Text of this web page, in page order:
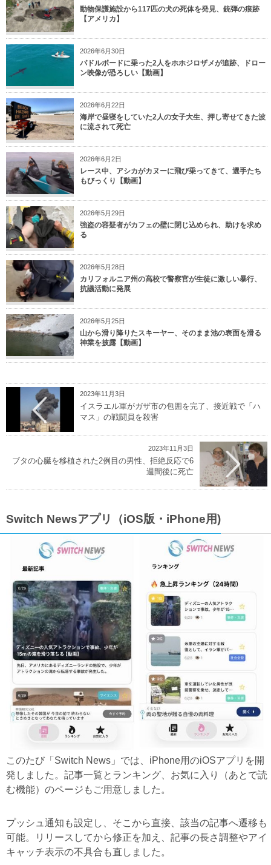
動物保護施設から117匹の犬の死体を発見、銃弾の痕跡
【アメリカ】
2026年6月30日
パドルボードに乗った2人をホホジロザメが追跡、ドロー
ン映像が恐ろしい【動画】
2026年6月22日
海岸で昼寝をしていた2人の女子大生、押し寄せてきた波
に流されて死亡
2026年6月2日
レース中、アシカがカヌーに飛び乗ってきて、選手たち
もびっくり【動画】
2026年5月29日
強盗の容疑者がカフェの壁に閉じ込められ、助けを求め
る
2026年5月28日
カリフォルニア州の高校で警察官が生徒に激しい暴行、
抗議活動に発展
2026年5月25日
山から滑り降りたスキーヤー、そのまま池の表面を滑る
神業を披露【動画】
2023年11月3日
イスラエル軍がガザ市の包囲を完了、接近戦で「ハ
マス」の戦闘員を殺害
2023年11月3日
ブタの心臓を移植された2例目の男性、拒絶反応で6
週間後に死亡
Switch Newsアプリ（iOS版・iPhone用)
このたび「Switch News」では、iPhone用のiOSアプリを開
発しました。記事一覧とランキング、お気に入り（あとで読
む機能）のページもご用意しました。
プッシュ通知も設定し、そこから直接、該当の記事へ遷移も
可能。リリースしてから修正を加え、記事の長さ調整やアイ
キャッチ表示の不具合も直しました。